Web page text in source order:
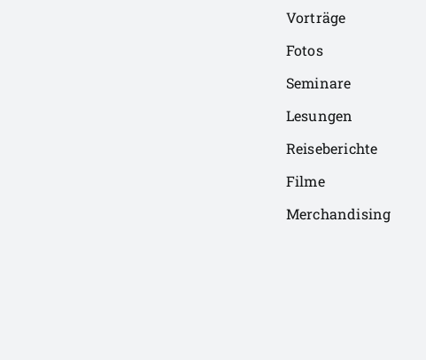
Vorträge
Fotos
Seminare
Lesungen
Reiseberichte
Filme
Merchandising